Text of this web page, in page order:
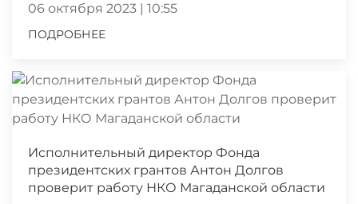
06 октября 2023 | 10:55
ПОДРОБНЕЕ
Исполнительный директор Фонда
президентских грантов Антон Долгов
проверит работу НКО Магаданской области